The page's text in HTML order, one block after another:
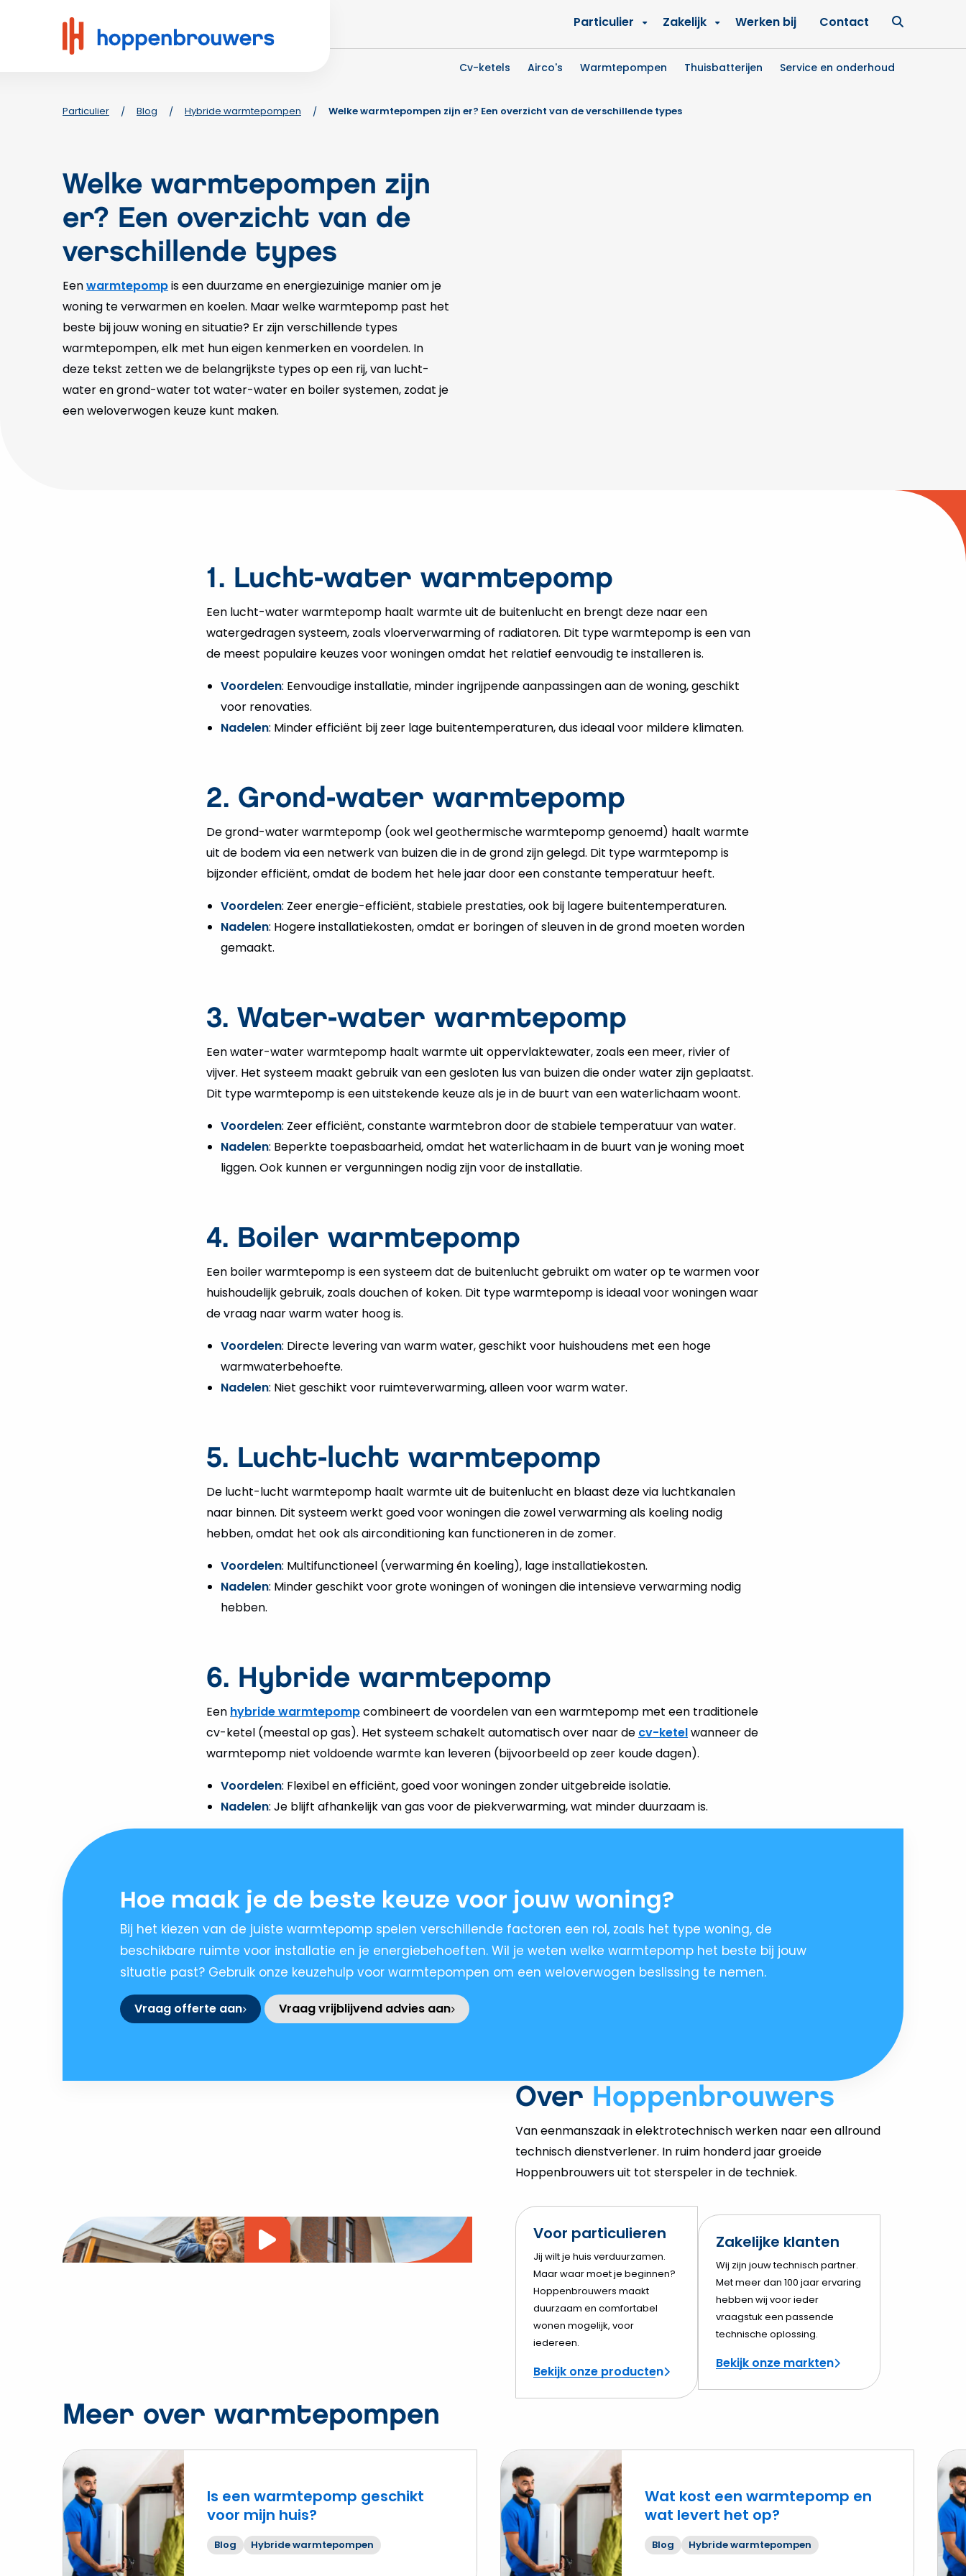
Hoppenbrouwers
Waar
Particulier Zakelijk Werken bij Contact
Cv-ketels Airco's Warmtepompen Thuisbatterijen Service en onderhoud
Particulier / Blog / Hybride warmtepompen / Welke warmtepompen zijn er? Een overzicht van de verschillende types
Welke warmtepompen zijn
er? Een overzicht van de
verschillende types
Eenwarmtepompis een duurzame en energiezuinige manier om je
woning te verwarmen en koelen. Maar welke warmtepomp past het
beste bij jouw woning en situatie? Er zijn verschillende types
warmtepompen, elk met hun eigen kenmerken en voordelen. In
deze tekst zetten we de belangrijkste types op een rij, van lucht-
water en grond-water tot water-water en boiler systemen, zodat je
een weloverwogen keuze kunt maken.
1. Lucht-water warmtepomp
Een lucht-water warmtepomp haalt warmte uit de buitenlucht en brengt deze naar een
watergedragen systeem, zoals vloerverwarming of radiatoren. Dit type warmtepomp is een van
de meest populaire keuzes voor woningen omdat het relatief eenvoudig te installeren is.
Voordelen: Eenvoudige installatie, minder ingrijpende aanpassingen aan de woning, geschikt
voor renovaties.
Nadelen: Minder efficiënt bij zeer lage buitentemperaturen, dus ideaal voor mildere klimaten.
2. Grond-water warmtepomp
De grond-water warmtepomp (ook wel geothermische warmtepomp genoemd) haalt warmte
uit de bodem via een netwerk van buizen die in de grond zijn gelegd. Dit type warmtepomp is
bijzonder efficiënt, omdat de bodem het hele jaar door een constante temperatuur heeft.
Voordelen: Zeer energie-efficiënt, stabiele prestaties, ook bij lagere buitentemperaturen.
Nadelen: Hogere installatiekosten, omdat er boringen of sleuven in de grond moeten worden
gemaakt.
3. Water-water warmtepomp
Een water-water warmtepomp haalt warmte uit oppervlaktewater, zoals een meer, rivier of
vijver. Het systeem maakt gebruik van een gesloten lus van buizen die onder water zijn geplaatst.
Dit type warmtepomp is een uitstekende keuze als je in de buurt van een waterlichaam woont.
Voordelen: Zeer efficiënt, constante warmtebron door de stabiele temperatuur van water.
Nadelen: Beperkte toepasbaarheid, omdat het waterlichaam in de buurt van je woning moet
liggen. Ook kunnen er vergunningen nodig zijn voor de installatie.
4. Boiler warmtepomp
Een boiler warmtepomp is een systeem dat de buitenlucht gebruikt om water op te warmen voor
huishoudelijk gebruik, zoals douchen of koken. Dit type warmtepomp is ideaal voor woningen waar
de vraag naar warm water hoog is.
Voordelen: Directe levering van warm water, geschikt voor huishoudens met een hoge
warmwaterbehoefte.
Nadelen: Niet geschikt voor ruimteverwarming, alleen voor warm water.
5. Lucht-lucht warmtepomp
De lucht-lucht warmtepomp haalt warmte uit de buitenlucht en blaast deze via luchtkanalen
naar binnen. Dit systeem werkt goed voor woningen die zowel verwarming als koeling nodig
hebben, omdat het ook als airconditioning kan functioneren in de zomer.
Voordelen: Multifunctioneel (verwarming én koeling), lage installatiekosten.
Nadelen: Minder geschikt voor grote woningen of woningen die intensieve verwarming nodig
hebben.
6. Hybride warmtepomp
Een hybride warmtepompcombineert de voordelen van een warmtepomp met een traditionele
cv-ketel (meestal op gas). Het systeem schakelt automatisch over naar de cv-ketelwanneer de
warmtepomp niet voldoende warmte kan leveren (bijvoorbeeld op zeer koude dagen).
Voordelen: Flexibel en efficiënt, goed voor woningen zonder uitgebreide isolatie.
Nadelen: Je blijft afhankelijk van gas voor de piekverwarming, wat minder duurzaam is.
Hoe maak je de beste keuze voor jouw woning?
Bij het kiezen van de juiste warmtepomp spelen verschillende factoren een rol, zoals het type woning, de
beschikbare ruimte voor installatie en je energiebehoeften. Wil je weten welke warmtepomp het beste bij jouw
situatie past? Gebruik onze keuzehulp voor warmtepompen om een weloverwogen beslissing te nemen.
Vraag offerte aan Vraag vrijblijvend advies aan
Over Hoppenbrouwers
Van eenmanszaak in elektrotechnisch werken naar een allround
technisch dienstverlener. In ruim honderd jaar groeide
Hoppenbrouwers uit tot sterspeler in de techniek.
Voor particulieren
Jij wilt je huis verduurzamen.
Maar waar moet je beginnen?
Hoppenbrouwers maakt
duurzaam en comfortabel
wonen mogelijk, voor
iedereen.
Bekijk onze producten
Zakelijke klanten
Wij zijn jouw technisch partner.
Met meer dan 100 jaar ervaring
hebben wij voor ieder
vraagstuk een passende
technische oplossing.
Bekijk onze markten
Video
Meer over warmtepompen
Is een warmtepomp geschikt
voor mijn huis?
Blog Hybride warmtepompen
Lees
meer
over
Wat kost een warmtepomp en
wat levert het op?
Blog Hybride warmtepompen
Lees
meer
over
Lees
over